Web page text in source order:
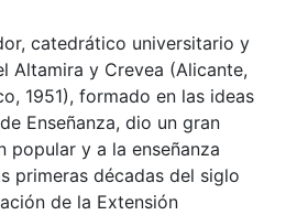
catedrático universitario y
Altamira y Crevea (Alicante,
1951), formado en las ideas
Enseñanza, dio un gran
popular y a la enseñanza
primeras décadas del siglo
de la Extensión